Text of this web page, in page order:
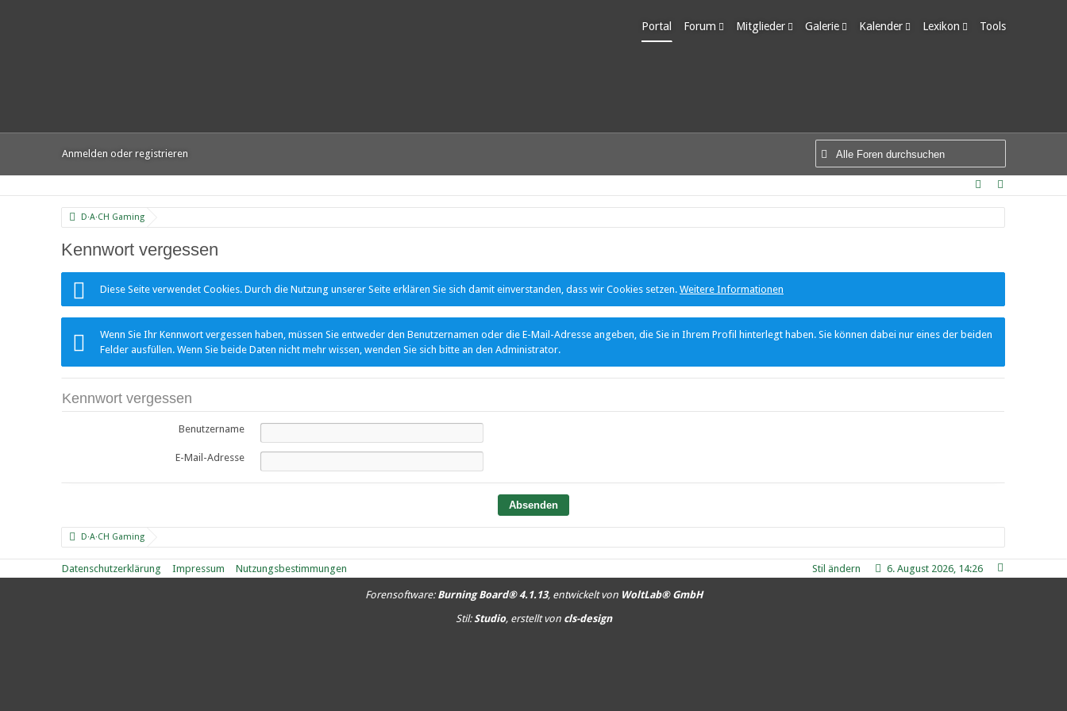
Anmelden oder registrieren
Portal Forum Mitglieder Galerie Kalender Lexikon Tools
D·A·CH Gaming
Kennwort vergessen
Diese Seite verwendet Cookies. Durch die Nutzung unserer Seite erklären Sie sich damit einverstanden, dass wir Cookies setzen. Weitere Informationen
Wenn Sie Ihr Kennwort vergessen haben, müssen Sie entweder den Benutzernamen oder die E-Mail-Adresse angeben, die Sie in Ihrem Profil hinterlegt haben. Sie können dabei nur eines der beiden
Felder ausfüllen. Wenn Sie beide Daten nicht mehr wissen, wenden Sie sich bitte an den Administrator.
Kennwort vergessen
Benutzername
E-Mail-Adresse
D·A·CH Gaming
Datenschutzerklärung Impressum Nutzungsbestimmungen 6. August 2026, 14:26
Stil ändern
Forensoftware: Burning Board® 4.1.13, entwickelt von WoltLab® GmbH
Stil:Studio, erstellt von cls-design